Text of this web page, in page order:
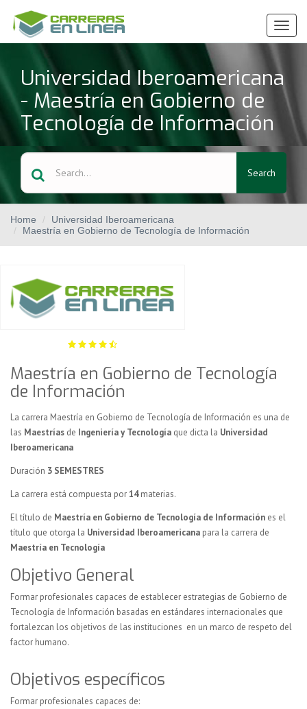
Ver
Menú
Universidad Iberoamericana
- Maestría en Gobierno de
Tecnología de Información
Search
Home
Universidad Iberoamericana
Maestría en Gobierno de Tecnología de Información
Maestría en Gobierno de Tecnología
de Información
La carrera Maestría en Gobierno de Tecnología de Información es una de
las Maestrías de Ingeniería y Tecnología que dicta la Universidad
Iberoamericana
Duración 3 SEMESTRES
La carrera está compuesta por14materias.
El título de Maestría en Gobierno de Tecnología de Información es el
título que otorga la Universidad Iberoamericana para la carrera de
Maestría en Tecnología
Objetivo General
Formar profesionales capaces de establecer estrategias de Gobierno de
Tecnología de Información basadas en estándares internacionales que
fortalezcan los objetivos de las instituciones en un marco de respeto del
factor humano.
Objetivos específicos
Formar profesionales capaces de: